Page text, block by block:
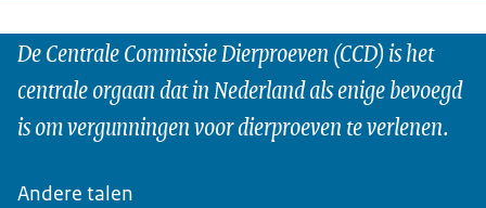
De Centrale Commissie Dierproeven (CCD) is het
centrale orgaan dat in Nederland als enige bevoegd
is om vergunningen voor dierproeven te verlenen.
Andere talen